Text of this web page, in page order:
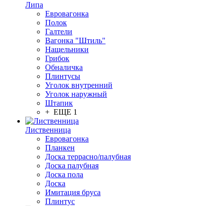
Липа
Евровагонка
Полок
Галтели
Вагонка "Штиль"
Нащельники
Грибок
Обналичка
Плинтусы
Уголок внутренний
Уголок наружный
Штапик
+ ЕЩЕ 1
Лиственница
Евровагонка
Планкен
Доска террасно/палубная
Доска палубная
Доска пола
Доска
Имитация бруса
Плинтус